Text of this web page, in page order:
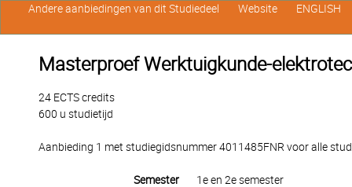
Masterproef Werktuigkunde-
24 ECTS credits
600 u studietijd
Aanbieding 1 met studiegidsnummer 4011485FNR voor alle
Semester 1e en 2e semester
Andere aanbiedingen van dit Studiedeel Website ENGLISH